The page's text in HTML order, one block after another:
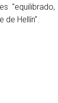
de Hellín".